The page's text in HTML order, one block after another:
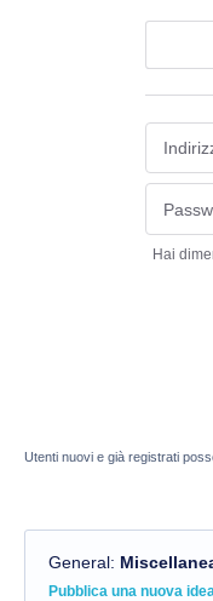
Hai
Utenti nuovi e già registrati
General:
Categorie
Pubblica una nuova